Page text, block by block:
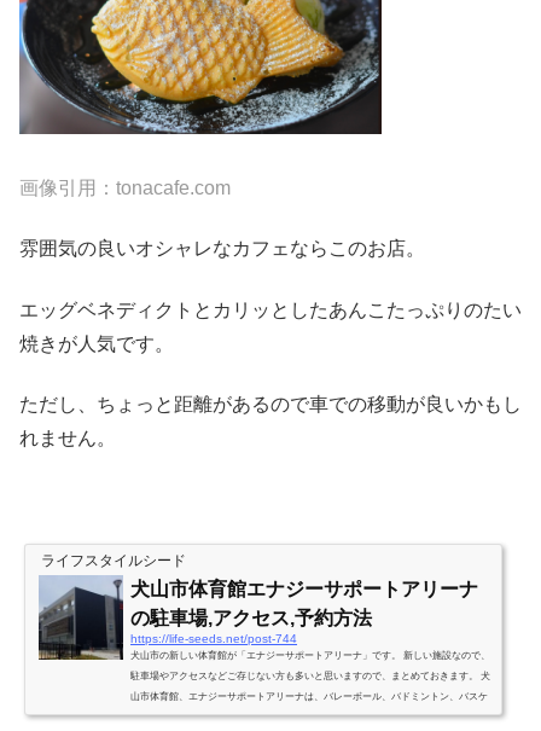
画像引用：tonacafe.com
雰囲気の良いオシャレなカフェならこのお店。
エッグベネディクトとカリッとしたあんこたっぷりのたい
焼きが人気です。
ただし、ちょっと距離があるので車での移動が良いかもし
れません。
ライフスタイルシード
犬山市体育館エナジーサポートアリーナ
の駐車場,アクセス,予約方法
https://life-seeds.net/post-744
犬山市の新しい体育館が「エナジーサポートアリーナ」です。 新しい施設なので、
駐車場やアクセスなどご存じない方も多いと思いますので、まとめておきます。 犬
山市体育館、エナジーサポートアリーナは、バレーボール、バドミントン、バスケ
ットボール、卓球、ダンス、ジム、フィットネス、フットボール、フットサル、ウ